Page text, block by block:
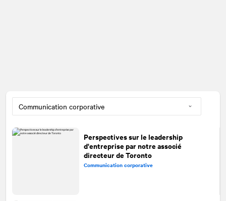
Perspectives sur le leadership
d'entreprise par notre associé
directeur de Toronto
Communication corporative